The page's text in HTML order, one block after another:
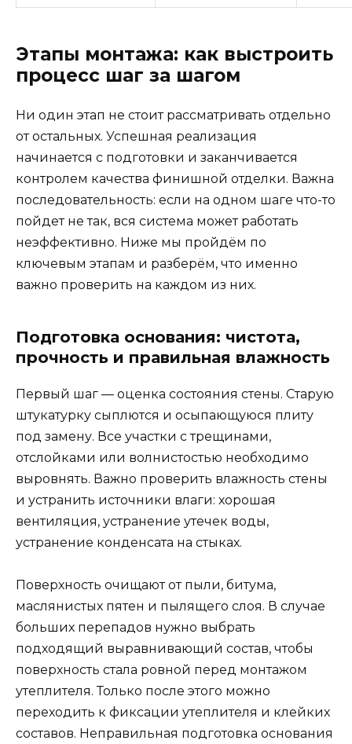
Этапы монтажа: как выстроить
процесс шаг за шагом
Ни один этап не стоит рассматривать отдельно
от остальных. Успешная реализация
начинается с подготовки и заканчивается
контролем качества финишной отделки. Важна
последовательность: если на одном шаге что-то
пойдет не так, вся система может работать
неэффективно. Ниже мы пройдём по
ключевым этапам и разберём, что именно
важно проверить на каждом из них.
Подготовка основания: чистота,
прочность и правильная влажность
Первый шаг — оценка состояния стены. Старую
штукатурку сыплются и осыпающуюся плиту
под замену. Все участки с трещинами,
отслойками или волнистостью необходимо
выровнять. Важно проверить влажность стены
и устранить источники влаги: хорошая
вентиляция, устранение утечек воды,
устранение конденсата на стыках.
Поверхность очищают от пыли, битума,
маслянистых пятен и пылящего слоя. В случае
больших перепадов нужно выбрать
подходящий выравнивающий состав, чтобы
поверхность стала ровной перед монтажом
утеплителя. Только после этого можно
переходить к фиксации утеплителя и клейких
составов. Неправильная подготовка основания